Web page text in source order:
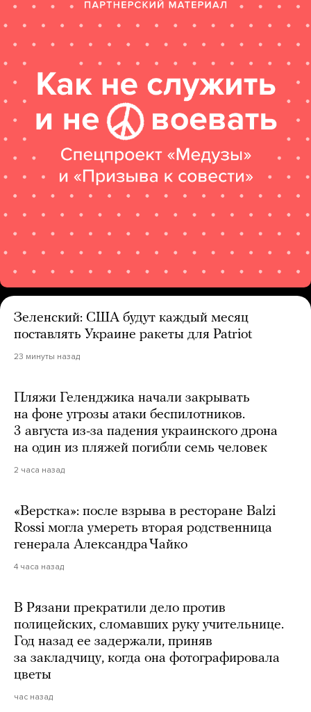
Зеленский: США будут каждый месяц
поставлять Украине ракеты для Patriot
23 минуты назад
Пляжи Геленджика начали закрывать
на фоне угрозы атаки беспилотников.
3 августа из-за падения украинского дрона
на один из пляжей погибли семь человек
2 часа назад
«Верстка»: после взрыва в ресторане Balzi
Rossi могла умереть вторая родственница
генерала Александра Чайко
4 часа назад
В Рязани прекратили дело против
полицейских, сломавших руку учительнице.
Год назад ее задержали, приняв
за закладчицу, когда она фотографировала
цветы
час назад